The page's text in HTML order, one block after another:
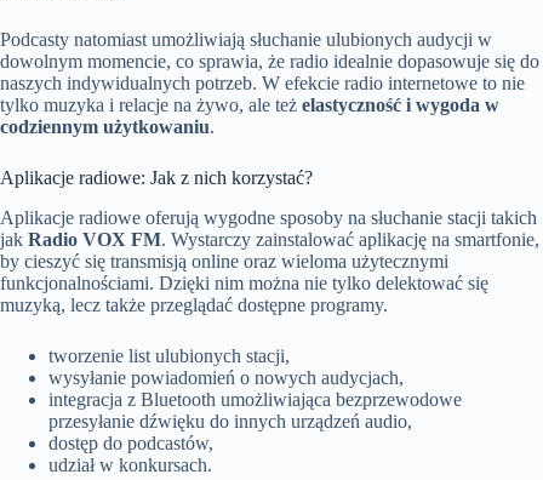
Podcasty natomiast umożliwiają słuchanie ulubionych audycji w
dowolnym momencie, co sprawia, że radio idealnie dopasowuje się do
naszych indywidualnych potrzeb. W efekcie radio internetowe to nie
tylko muzyka i relacje na żywo, ale też elastyczność i wygoda w
codziennym użytkowaniu.
Aplikacje radiowe: Jak z nich korzystać?
Aplikacje radiowe oferują wygodne sposoby na słuchanie stacji takich
jak Radio VOX FM. Wystarczy zainstalować aplikację na smartfonie,
by cieszyć się transmisją online oraz wieloma użytecznymi
funkcjonalnościami. Dzięki nim można nie tylko delektować się
muzyką, lecz także przeglądać dostępne programy.
tworzenie list ulubionych stacji,
wysyłanie powiadomień o nowych audycjach,
integracja z Bluetooth umożliwiająca bezprzewodowe
przesyłanie dźwięku do innych urządzeń audio,
dostęp do podcastów,
udział w konkursach.